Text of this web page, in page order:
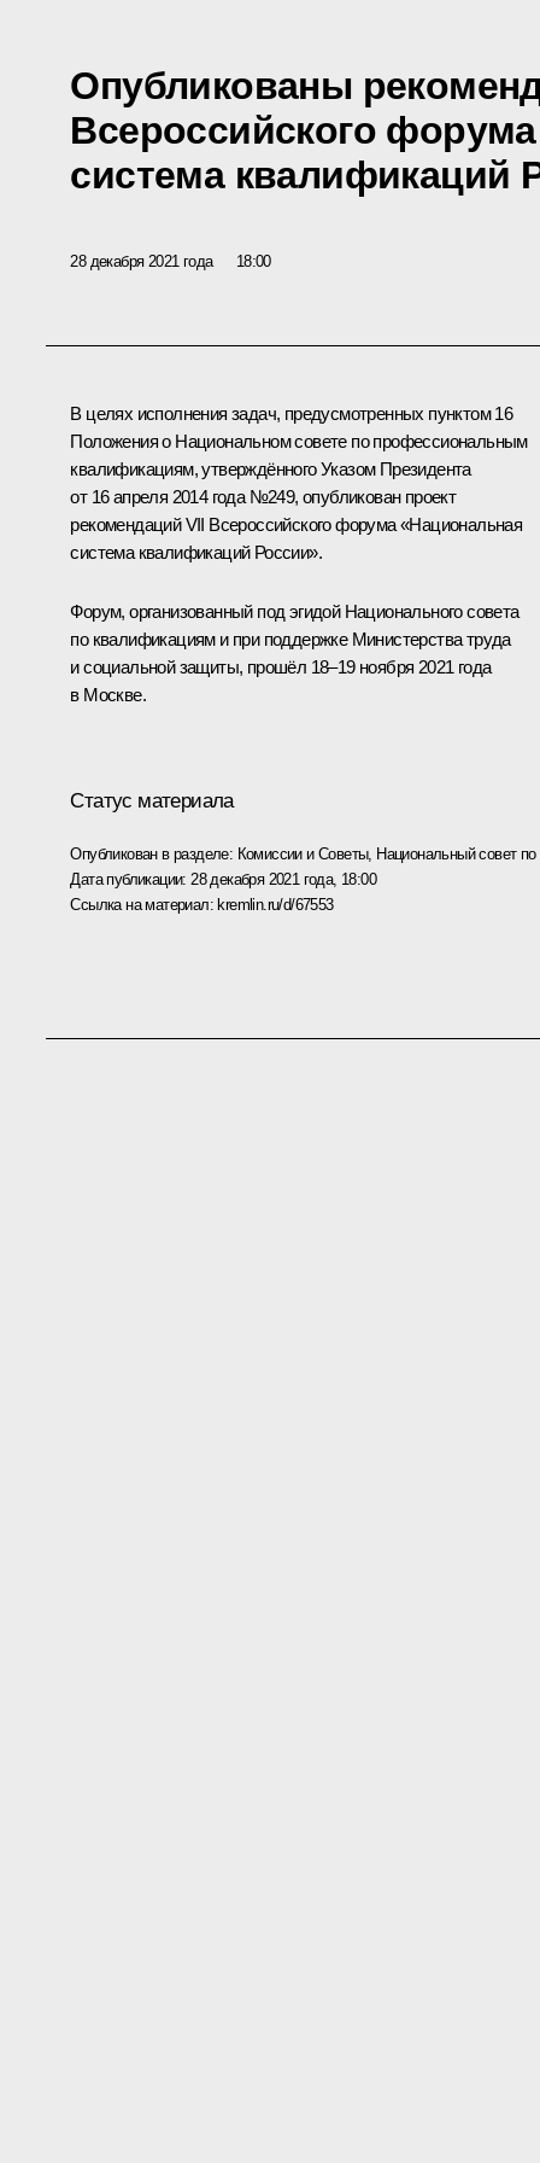
Опубликованы
Всероссийского
система квалификаций
28 декабря 2021 года 18:00
В целях исполнения задач, предусмотренных пунктом 16
Положения о Национальном совете по профессиональным
квалификациям, утверждённого Указом Президента
от 16 апреля 2014 года №249, опубликован проект
рекомендаций VII Всероссийского форума «Национальная
система квалификаций России».
Форум, организованный под эгидой Национального совета
по квалификациям и при поддержке Министерства труда
и социальной защиты, прошёл 18–19 ноября 2021 года
в Москве.
Статус материала
Опубликован в разделе: Комиссии и Советы, Национальный совет
Дата публикации: 28 декабря 2021 года, 18:00
Ссылка на материал:kremlin.ru/d/67553